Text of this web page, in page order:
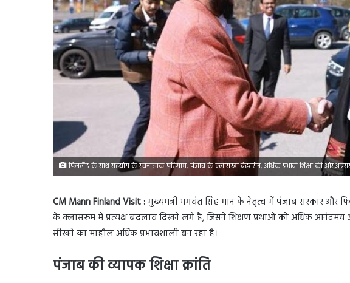
फिनलैंड के साथ सहयोग के रचनात्मक परिणाम, पंजाब के क्लासरूम बेहतरीन, अधिक प्रभावी शिक्षा की ओर
CM Mann Finland Visit :मुख्यमंत्री भगवंत सिंह मान के नेतृत्व में पंजाब सरकार और
के क्लासरूम में प्रत्यक्ष बदलाव दिखने लगे हैं, जिसने शिक्षण प्रथाओं को अधिक आनंदमय
सीखने का माहौल अधिक प्रभावशाली बन रहा है।
पंजाब की व्यापक शिक्षा क्रांति